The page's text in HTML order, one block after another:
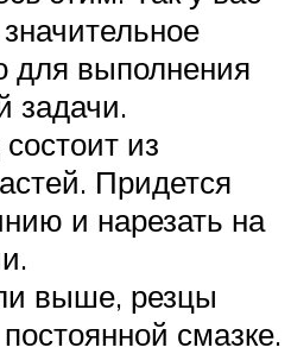
для выполнения
задачи.
из
Придется
и нарезать на
выше, резцы
смазке.